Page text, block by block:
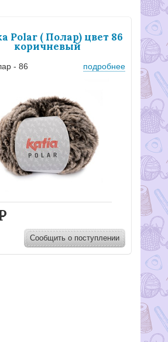
Polar ( Полар) цвет 86
коричневый
- 86 подробнее
Сообщить о поступлении